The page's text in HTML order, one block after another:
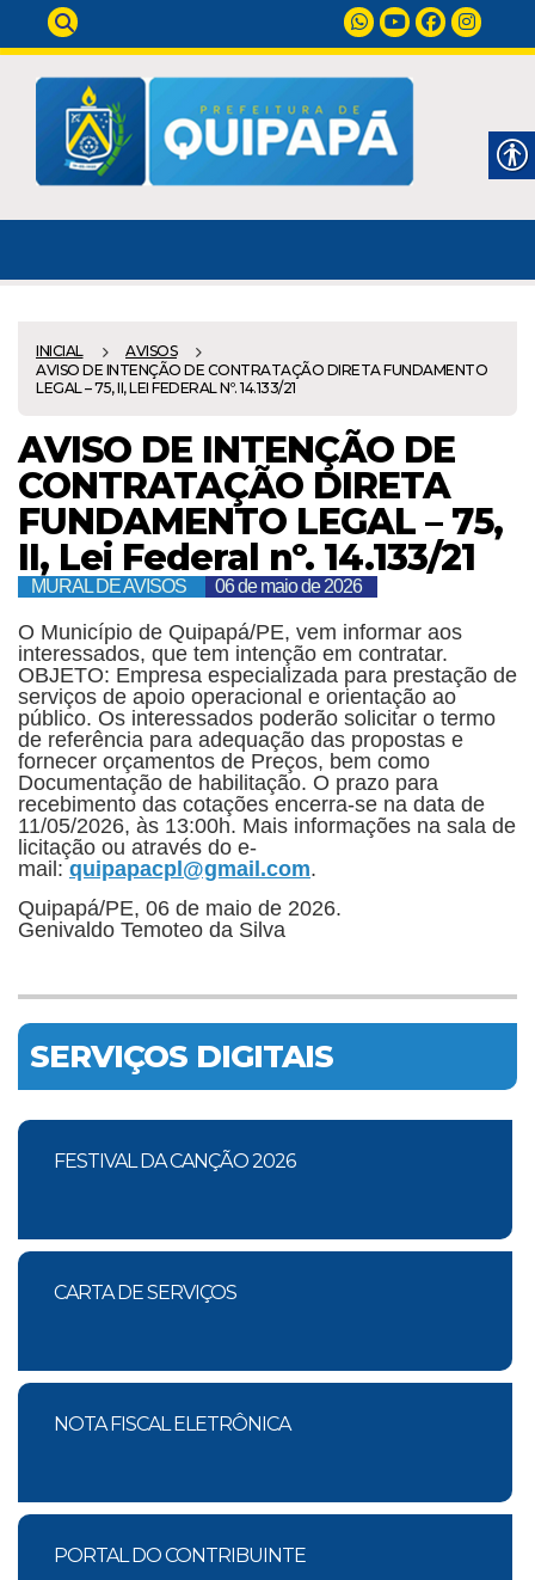
INICIAL
AVISOS
AVISO DE INTENÇÃO DE CONTRATAÇÃO DIRETA FUNDAMENTO
LEGAL – 75, II, LEI FEDERAL Nº. 14.133/21
AVISO DE INTENÇÃO DE
CONTRATAÇÃO DIRETA
FUNDAMENTO LEGAL – 75,
II, Lei Federal nº. 14.133/21
MURAL DE AVISOS 06 de maio de 2026
O Município de Quipapá/PE, vem informar aos
interessados, que tem intenção em contratar.
OBJETO: Empresa especializada para prestação de
serviços de apoio operacional e orientação ao
público. Os interessados poderão solicitar o termo
de referência para adequação das propostas e
fornecer orçamentos de Preços, bem como
Documentação de habilitação. O prazo para
recebimento das cotações encerra-se na data de
11/05/2026, às 13:00h. Mais informações na sala de
licitação ou através do e-
mail: quipapacpl@gmail.com.
Quipapá/PE, 06 de maio de 2026.
Genivaldo Temoteo da Silva
SERVIÇOS DIGITAIS
FESTIVAL DA CANÇÃO 2026
CARTA DE SERVIÇOS
NOTA FISCAL ELETRÔNICA
PORTAL DO CONTRIBUINTE